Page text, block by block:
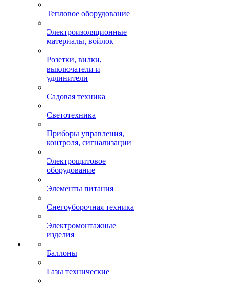
Тепловое оборудование
Электроизоляционные
материалы, войлок
Розетки, вилки,
выключатели и
удлинители
Садовая техника
Светотехника
Приборы управления,
контроля, сигнализации
Электрощитовое
оборудование
Элементы питания
Снегоуборочная техника
Электромонтажные
изделия
Баллоны
Газы технические